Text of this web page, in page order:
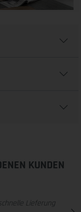
KUNDEN
Lieferung